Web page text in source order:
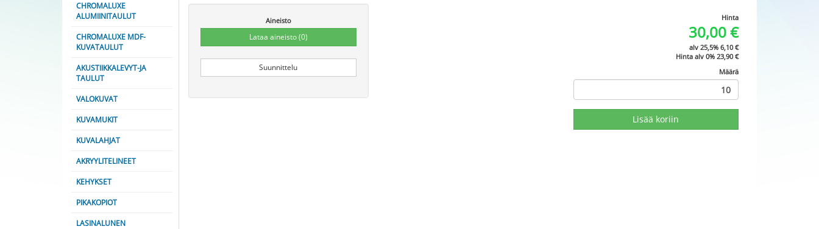
CHROMALUXE
ALUMIINITAULUT
CHROMALUXE MDF-
KUVATAULUT
AKUSTIIKKALEVYT-JA
TAULUT
VALOKUVAT
KUVAMUKIT
KUVALAHJAT
AKRYYLITELINEET
KEHYKSET
PIKAKOPIOT
LASINALUNEN
Aineisto
Lataa aineisto(0)
Suunnittelu
Hinta
30,00€
alv 25,5% 6,10€
Hinta alv 0% 23,90€
Määrä
Lisää koriin